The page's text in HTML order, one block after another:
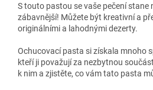
S touto pastou se vaše pečení stane
zábavnější! Můžete být kreativní a
originálními a lahodnými dezerty.
Ochucovací pasta si získala mnoho
kteří ji považují za nezbytnou
k nim a zjistěte, co vám tato pasta